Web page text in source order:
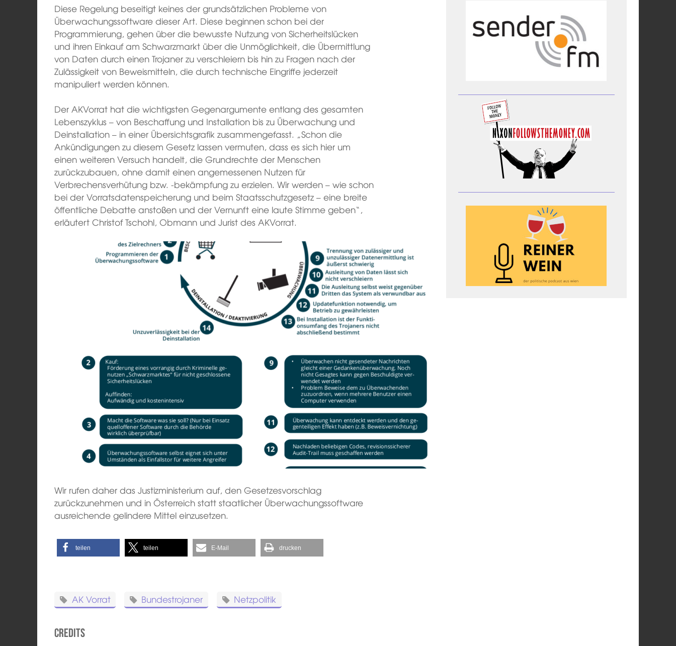
Diese Regelung beseitigt keines der grundsätzlichen Probleme von
Überwachungssoftware dieser Art. Diese beginnen schon bei der
Programmierung, gehen über die bewusste Nutzung von Sicherheitslücken
und ihren Einkauf am Schwarzmarkt über die Unmöglichkeit, die Übermittlung
von Daten durch einen Trojaner zu verschleiern bis hin zu Fragen nach der
Zulässigkeit von Beweismitteln, die durch technische Eingriffe jederzeit
manipuliert werden können.
Der AKVorrat hat die wichtigsten Gegenargumente entlang des gesamten
Lebenszyklus – von Beschaffung und Installation bis zu Überwachung und
Deinstallation – in einer Übersichtsgrafik zusammengefasst. „Schon die
Ankündigungen zu diesem Gesetz lassen vermuten, dass es sich hier um
einen weiteren Versuch handelt, die Grundrechte der Menschen
zurückzubauen, ohne damit einen angemessenen Nutzen für
Verbrechensverhütung bzw. -bekämpfung zu erzielen. Wir werden – wie schon
bei der Vorratsdatenspeicherung und beim Staatsschutzgesetz – eine breite
öffentliche Debatte anstoßen und der Vernunft eine laute Stimme geben“,
erläutert Christof Tschohl, Obmann und Jurist des AKVorrat.
Wir rufen daher das Justizministerium auf, den Gesetzesvorschlag
zurückzunehmen und in Österreich statt staatlicher Überwachungssoftware
ausreichende gelindere Mittel einzusetzen.
teilen teilen E-Mail drucken
AK Vorrat Bundestrojaner Netzpolitik
Credits